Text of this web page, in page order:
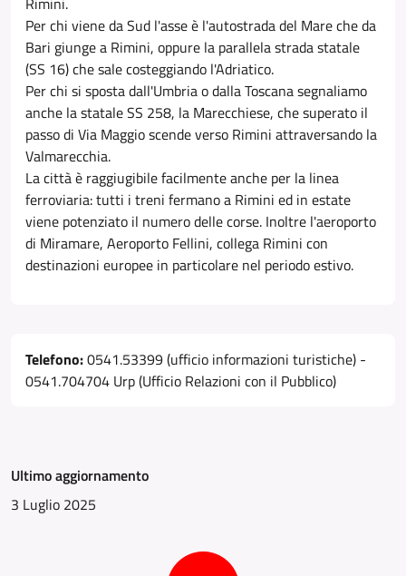
Per chi viene da Sud l'asse è l'autostrada del Mare che da
Bari giunge a Rimini, oppure la parallela strada statale
(SS 16) che sale costeggiando l'Adriatico.
Per chi si sposta dall'Umbria o dalla Toscana segnaliamo
anche la statale SS 258, la Marecchiese, che superato il
passo di Via Maggio scende verso Rimini attraversando la
Valmarecchia.
La città è raggiugibile facilmente anche per la linea
ferroviaria: tutti i treni fermano a Rimini ed in estate
viene potenziato il numero delle corse. Inoltre l'aeroporto
di Miramare, Aeroporto Fellini, collega Rimini con
destinazioni europee in particolare nel periodo estivo.
Telefono:0541.53399 (ufficio informazioni turistiche) -
0541.704704 Urp (Ufficio Relazioni con il Pubblico)
Ultimo aggiornamento
3 Luglio 2025